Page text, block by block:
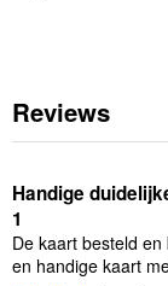
Reviews
Handige
1
De kaart besteld
en handige kaart